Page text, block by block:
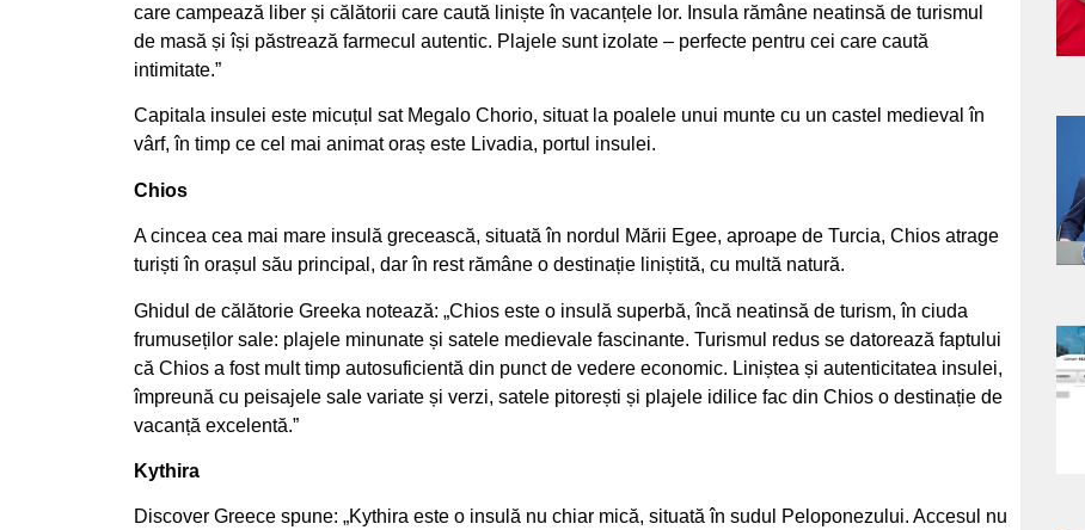
care campează liber și călătorii care caută liniște în vacanțele lor. Insula rămâne neatinsă de turismul
de masă și își păstrează farmecul autentic. Plajele sunt izolate – perfecte pentru cei care caută
intimitate.”
Capitala insulei este micuțul sat Megalo Chorio, situat la poalele unui munte cu un castel medieval în
vârf, în timp ce cel mai animat oraș este Livadia, portul insulei.
Chios
A cincea cea mai mare insulă grecească, situată în nordul Mării Egee, aproape de Turcia, Chios atrage
turiști în orașul său principal, dar în rest rămâne o destinație liniștită, cu multă natură.
Ghidul de călătorie Greeka notează: „Chios este o insulă superbă, încă neatinsă de turism, în ciuda
frumuseților sale: plajele minunate și satele medievale fascinante. Turismul redus se datorează faptului
că Chios a fost mult timp autosuficientă din punct de vedere economic. Liniștea și autenticitatea insulei,
împreună cu peisajele sale variate și verzi, satele pitorești și plajele idilice fac din Chios o destinație de
vacanță excelentă.”
Kythira
Discover Greece spune: „Kythira este o insulă nu chiar mică, situată în sudul Peloponezului. Accesul nu